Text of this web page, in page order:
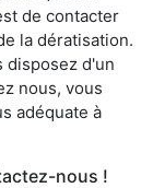
de contacter
la dératisation.
disposez d'un
nous, vous
adéquate à
nous !